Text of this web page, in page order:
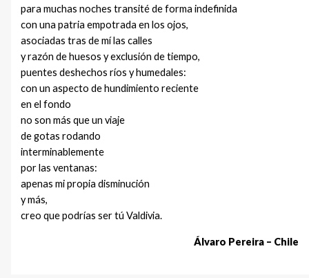
para muchas noches transité de forma indefinida
con una patria empotrada en los ojos,
asociadas tras de mí las calles
y razón de huesos y exclusión de tiempo,
puentes deshechos ríos y humedales:
con un aspecto de hundimiento reciente
en el fondo
no son más que un viaje
de gotas rodando
interminablemente
por las ventanas:
apenas mi propia disminución
y más,
creo que podrías ser tú Valdivia.
Álvaro Pereira – Chile